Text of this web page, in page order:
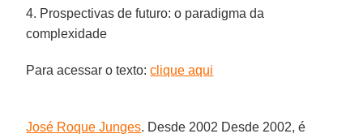
4. Prospectivas de futuro: o paradigma da
complexidade
Para acessar o texto:clique aqui
José Roque Junges. Desde 2002 Desde 2002, é